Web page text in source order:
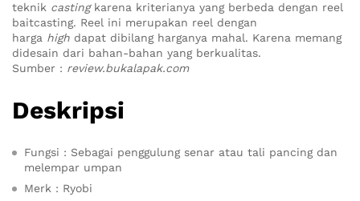
teknik castingkarena kriterianya yang berbeda dengan reel
baitcasting. Reel ini merupakan reel dengan
harga high dapat dibilang harganya mahal. Karena memang
didesain dari bahan-bahan yang berkualitas.
Sumber : review.bukalapak.com
Deskripsi
Fungsi : Sebagai penggulung senar atau tali pancing dan
melempar umpan
Merk : Ryobi